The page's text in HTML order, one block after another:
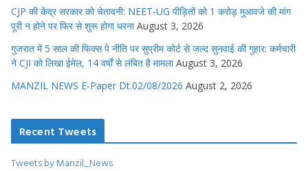
CJP की केंद्र सरकार को चेतावनी: NEET-UG पीड़ितों को 1 करोड़ मुआवजे की मांग
पूरी न होने पर फिर से शुरू होगा धरना August 3, 2026
गुजरात में 5 साल की फिक्स पे नीति पर सुप्रीम कोर्ट से जल्द सुनवाई की गुहार: कर्मचारी
ने CJI को लिखा ईमेल, 14 वर्षों से लंबित है मामला August 3, 2026
MANZIL NEWS E-Paper Dt.02/08/2026 August 2, 2026
Recent Tweets
Tweets by Manzil_News